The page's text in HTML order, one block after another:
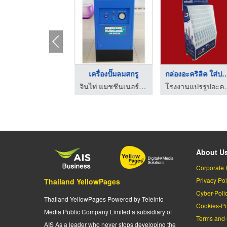
เครื่องปั๊มลมสกรู
จินไท่ แมชชีนเนอร์รี่-เครื่องฉีดพลาสติก
กล่องอะคริ
โรงงาน
Thailand YellowPages
Thailand YellowPages Powered by Teleinfo
Media Public Company Limited a subsidiary of
AIS As a leader who never stops developing the
About
Corporate
Privacy
Cyber-
Cookies-
Terms